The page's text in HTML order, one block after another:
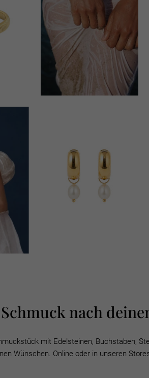
nach
mit Edelsteinen, Buchstaben,
Wünschen. Online oder in unseren